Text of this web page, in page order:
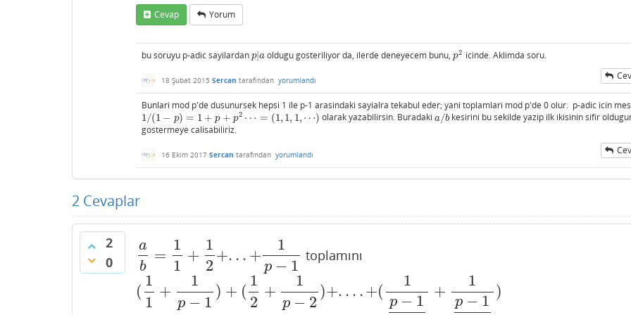
Cevap Yorum
bu soruyu p-adic sayilardan p| a
p|aoldugu gosteriliyor da, ilerde deneyecem bunu,p2
p2 icinde. Aklimda soru.
18 Şubat 2015 Sercan tarafından yorumlandı
Bunlari mod p'de dusunursek hepsi 1 ile p-1 arasindaki sayialra tekabul eder; yani toplamlari mod p'de 0 olur. p-adic icin
1/(1 − p) = 1 + p + p2 ⋯ = (1, 1, 1, ⋯)
1/(1− p)=1+ p+ p2 ⋯ =( 1,1 ,1,⋯ ) olarak yazabilirsin. Buradakia/b
a/bkesirini bu sekilde yazip ilk ikisinin sifir
gostermeye calisabiliriz.
16 Ekim 2017 Sercan tarafından yorumlandı
2 Cevaplar
2
0
a
b
=
1
1
+
1
2
+. . . +
1
p − 1
ab =11 +1 2+ ..+1p − 1 toplamını
(
1
1
+
1
p − 1
) + (
1
2
+
1
p − 2
)+. . . .+(
1
p − 1
+
1
p − 1
)
(11+1p −1)+(12+ 1p − 2)+ .... +(1p−12+1p−12)